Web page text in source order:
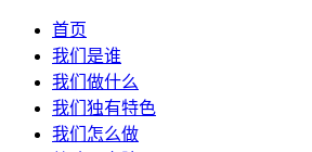
首页
我们是谁
我们做什么
我们独有特色
我们怎么做